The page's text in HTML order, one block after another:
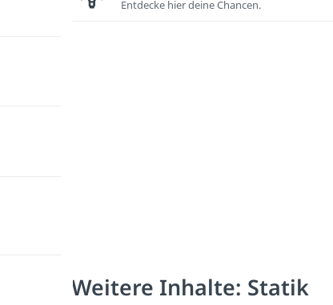
Entdecke hier deine Chancen.
Weitere Inhalte: Statik